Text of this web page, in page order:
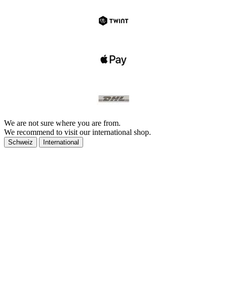
We are not sure where you are from.
We recommend to visit our international shop.
Schweiz International